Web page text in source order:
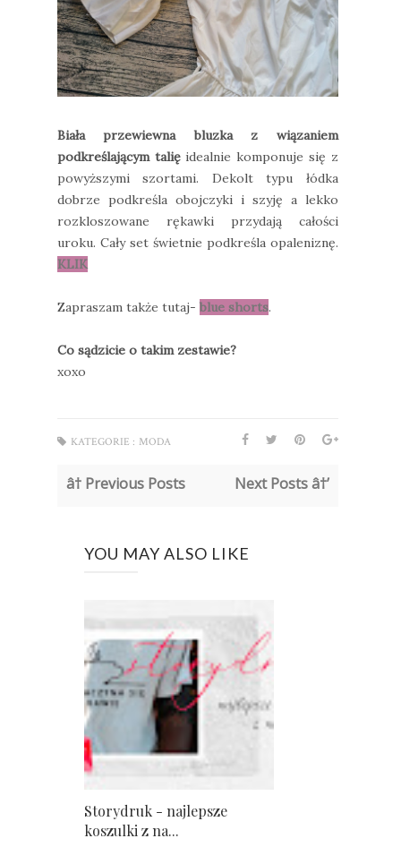
Biała przewiewna bluzka z wiązaniem
podkreślającym talięidealnie komponuje się z
powyższymi szortami. Dekolt typu łódka
dobrze podkreśla obojczyki i szyję a lekko
rozkloszowane rękawki przydają całości
uroku. Cały set świetnie podkreśla opaleniznę.
KLIK
Zapraszam także tutaj- blue shorts.
Co sądzicie o takim zestawie?
xoxo
KATEGORIE : MODA
â† Previous Posts Next Posts â†’
YOU MAY ALSO LIKE
Storydruk - najlepsze
koszulki z na...